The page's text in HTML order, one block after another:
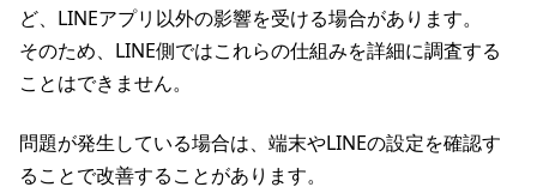
ど、LINEアプリ以外の影響を受ける場合があります。
そのため、LINE側ではこれらの仕組みを詳細に調査する
ことはできません。
問題が発生している場合は、端末やLINEの設定を確認す
ることで改善することがあります。